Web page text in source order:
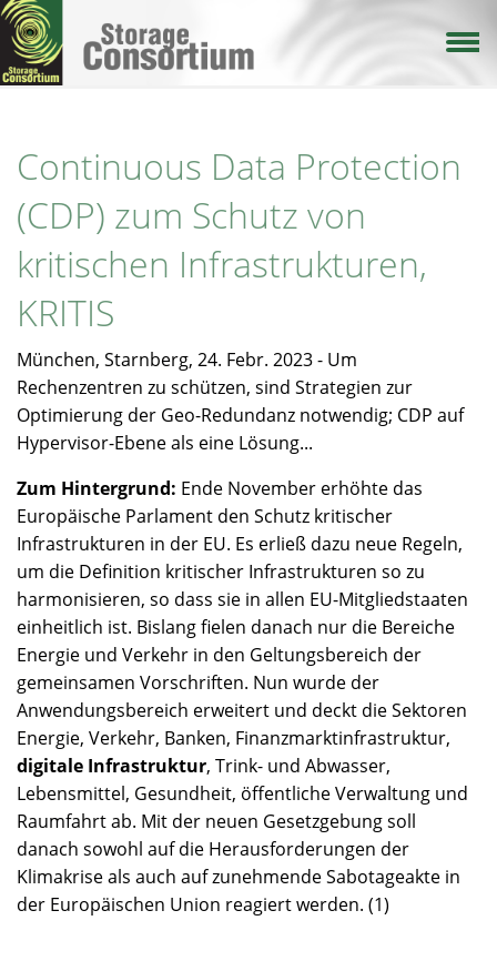
Direkt
zum
Inhalt
Continuous Data Protection
(CDP) zum Schutz von
kritischen Infrastrukturen,
KRITIS
München, Starnberg, 24. Febr. 2023 - Um
Rechenzentren zu schützen, sind Strategien zur
Optimierung der Geo-Redundanz notwendig; CDP auf
Hypervisor-Ebene als eine Lösung...
Zum Hintergrund: Ende November erhöhte das
Europäische Parlament den Schutz kritischer
Infrastrukturen in der EU. Es erließ dazu neue Regeln,
um die Definition kritischer Infrastrukturen so zu
harmonisieren, so dass sie in allen EU-Mitgliedstaaten
einheitlich ist. Bislang fielen danach nur die Bereiche
Energie und Verkehr in den Geltungsbereich der
gemeinsamen Vorschriften. Nun wurde der
Anwendungsbereich erweitert und deckt die Sektoren
Energie, Verkehr, Banken, Finanzmarktinfrastruktur,
digitale Infrastruktur, Trink- und Abwasser,
Lebensmittel, Gesundheit, öffentliche Verwaltung und
Raumfahrt ab. Mit der neuen Gesetzgebung soll
danach sowohl auf die Herausforderungen der
Klimakrise als auch auf zunehmende Sabotageakte in
der Europäischen Union reagiert werden. (1)